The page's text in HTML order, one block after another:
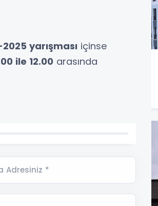
2025 yarışması içinse
ile 12.00 arasında
Adresiniz *